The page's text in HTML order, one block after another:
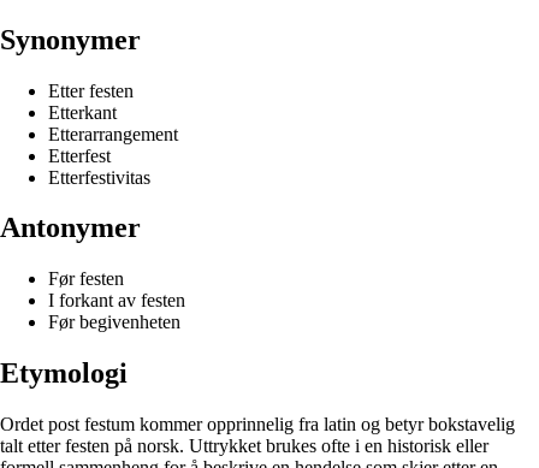
Synonymer
Etter festen
Etterkant
Etterarrangement
Etterfest
Etterfestivitas
Antonymer
Før festen
I forkant av festen
Før begivenheten
Etymologi
Ordet post festum kommer opprinnelig fra latin og betyr bokstavelig
talt etter festen på norsk. Uttrykket brukes ofte i en historisk eller